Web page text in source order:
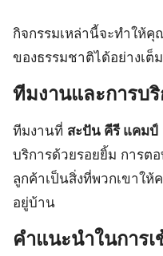
กิจกรรมเหล่านี้จะทำให้
ของธรรมชาติได้อย่างเต็
ทีมงานและการบริ
ทีมงานที่ สะปัน คีรี แคมป์
บริการด้วยรอยยิ้ม การต
ลูกค้าเป็นสิ่งที่พวกเขาใ
อยู่บ้าน
คำแนะนำในการเ